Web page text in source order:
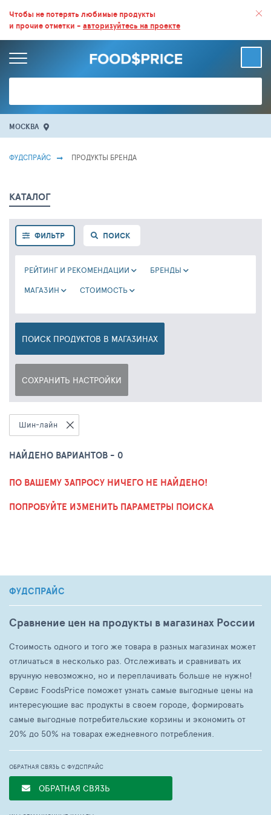
ВСЕ СКИДКИ И ВЫГОДНЫЕ ЦЕНЫ НА ПРОДУКТЫ В МАГАЗИНАХ.
БОЛЬШЕ 100 000 ТОВАРОВ. ЕЖЕДНЕВНОЕ ОБНОВЛЕНИЕ ЦЕН.
Чтобы не потерять любимые продукты
и прочие отметки - авторизуйтесь на проекте
МОСКВА
ФУДСПРАЙС ПРОДУКТЫ БРЕНДА
КАТАЛОГ
ФИЛЬТР ПОИСК
РЕЙТИНГ И РЕКОМЕНДАЦИИ
БРЕНДЫ
МАГАЗИН
CТОИМОСТЬ
ПОИСК ПРОДУКТОВ В МАГАЗИНАХ
СОХРАНИТЬ НАСТРОЙКИ
Шин-лайн
НАЙДЕНО ВАРИАНТОВ - 0
ПО ВАШЕМУ ЗАПРОСУ НИЧЕГО НЕ НАЙДЕНО!
ПОПРОБУЙТЕ ИЗМЕНИТЬ ПАРАМЕТРЫ ПОИСКА
ФУДСПРАЙС
Сравнение цен на продукты в магазинах России
Стоимость одного и того же товара в разных магазинах может
отличаться в несколько раз. Отслеживать и сравнивать их
вручную невозможно, но и переплачивать больше не нужно!
Сервис FoodsPrice поможет узнать самые выгодные цены на
интересующие вас продукты в своем городе, формировать
самые выгодные потребительские корзины и экономить от
20% до 50% на товарах ежедневного потребления.
ОБРАТНАЯ СВЯЗЬ С ФУДСПРАЙС
ОБРАТНАЯ СВЯЗЬ